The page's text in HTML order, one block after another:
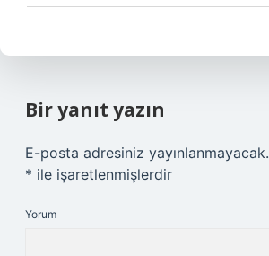
Bir yanıt yazın
E-posta adresiniz yayınlanmayacak.
* ile işaretlenmişlerdir
Yorum